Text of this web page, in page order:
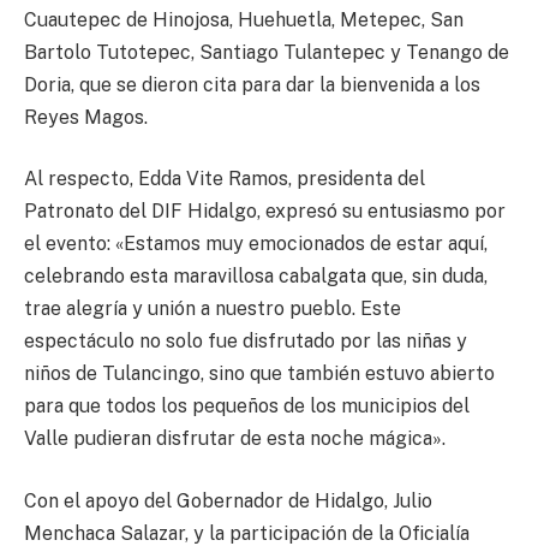
Cuautepec de Hinojosa, Huehuetla, Metepec, San
Bartolo Tutotepec, Santiago Tulantepec y Tenango de
Doria, que se dieron cita para dar la bienvenida a los
Reyes Magos.
Al respecto, Edda Vite Ramos, presidenta del
Patronato del DIF Hidalgo, expresó su entusiasmo por
el evento: «Estamos muy emocionados de estar aquí,
celebrando esta maravillosa cabalgata que, sin duda,
trae alegría y unión a nuestro pueblo. Este
espectáculo no solo fue disfrutado por las niñas y
niños de Tulancingo, sino que también estuvo abierto
para que todos los pequeños de los municipios del
Valle pudieran disfrutar de esta noche mágica».
Con el apoyo del Gobernador de Hidalgo, Julio
Menchaca Salazar, y la participación de la Oficialía